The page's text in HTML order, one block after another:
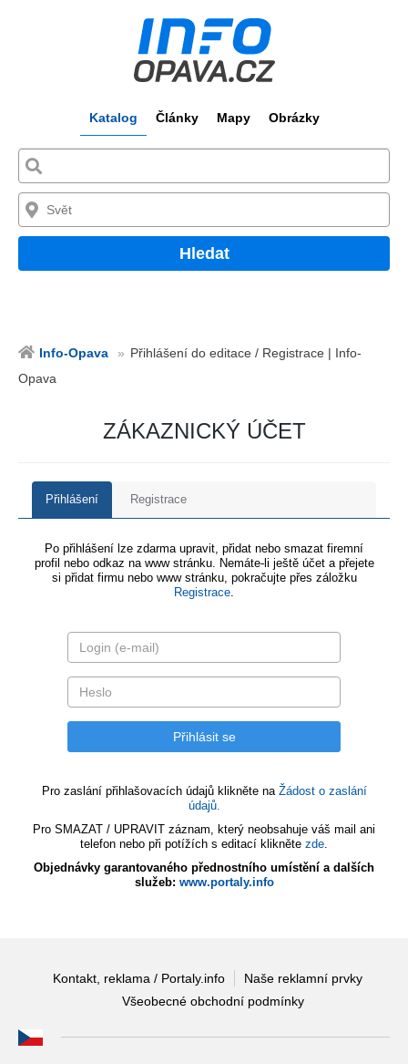
Katalog Články Mapy Obrázky
Hledat
Info-Opava
Přihlášení do editace / Registrace | Info-
Opava
ZÁKAZNICKÝ ÚČET
Přihlášení Registrace
Po přihlášení lze zdarma upravit, přidat nebo smazat firemní
profil nebo odkaz na www stránku. Nemáte-li ještě účet a přejete
si přidat firmu nebo www stránku, pokračujte přes záložku
Registrace.
Pro zaslání přihlašovacích údajů klikněte na Žádost o zaslání
údajů.
Pro SMAZAT / UPRAVIT záznam, který neobsahuje váš mail ani
telefon nebo při potížích s editací klikněte zde.
Objednávky garantovaného přednostního umístění a dalších
služeb: www.portaly.info
Kontakt, reklama / Portaly.info
Naše reklamní prvky
Všeobecné obchodní podmínky